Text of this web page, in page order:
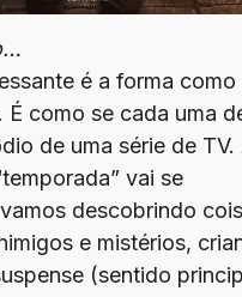
é a forma como
É como se cada uma
de uma série de TV.
vai se
descobrindo
e mistérios,
(sentido